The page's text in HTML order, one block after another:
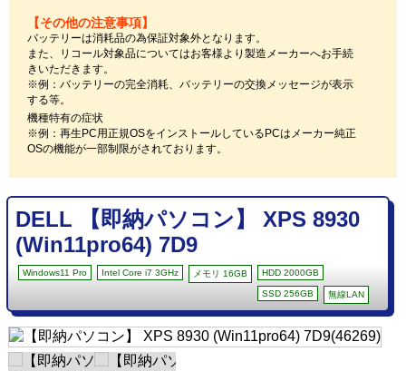
【その他の注意事項】
バッテリーは消耗品の為保証対象外となります。
また、リコール対象品についてはお客様より製造メーカーへお手続
きいただきます。
※例：バッテリーの完全消耗、バッテリーの交換メッセージが表示
する等。
機種特有の症状
※例：再生PC用正規OSをインストールしているPCはメーカー純正
OSの機能が一部制限がされております。
DELL 【即納パソコン】 XPS 8930
(Win11pro64) 7D9
Windows11 Pro Intel Core i7 3GHz メモリ 16GB HDD 2000GB
SSD 256GB 無線LAN